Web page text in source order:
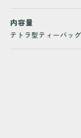
内容量
テトラ型ティーバッ